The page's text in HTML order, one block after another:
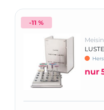
-11 %
nur